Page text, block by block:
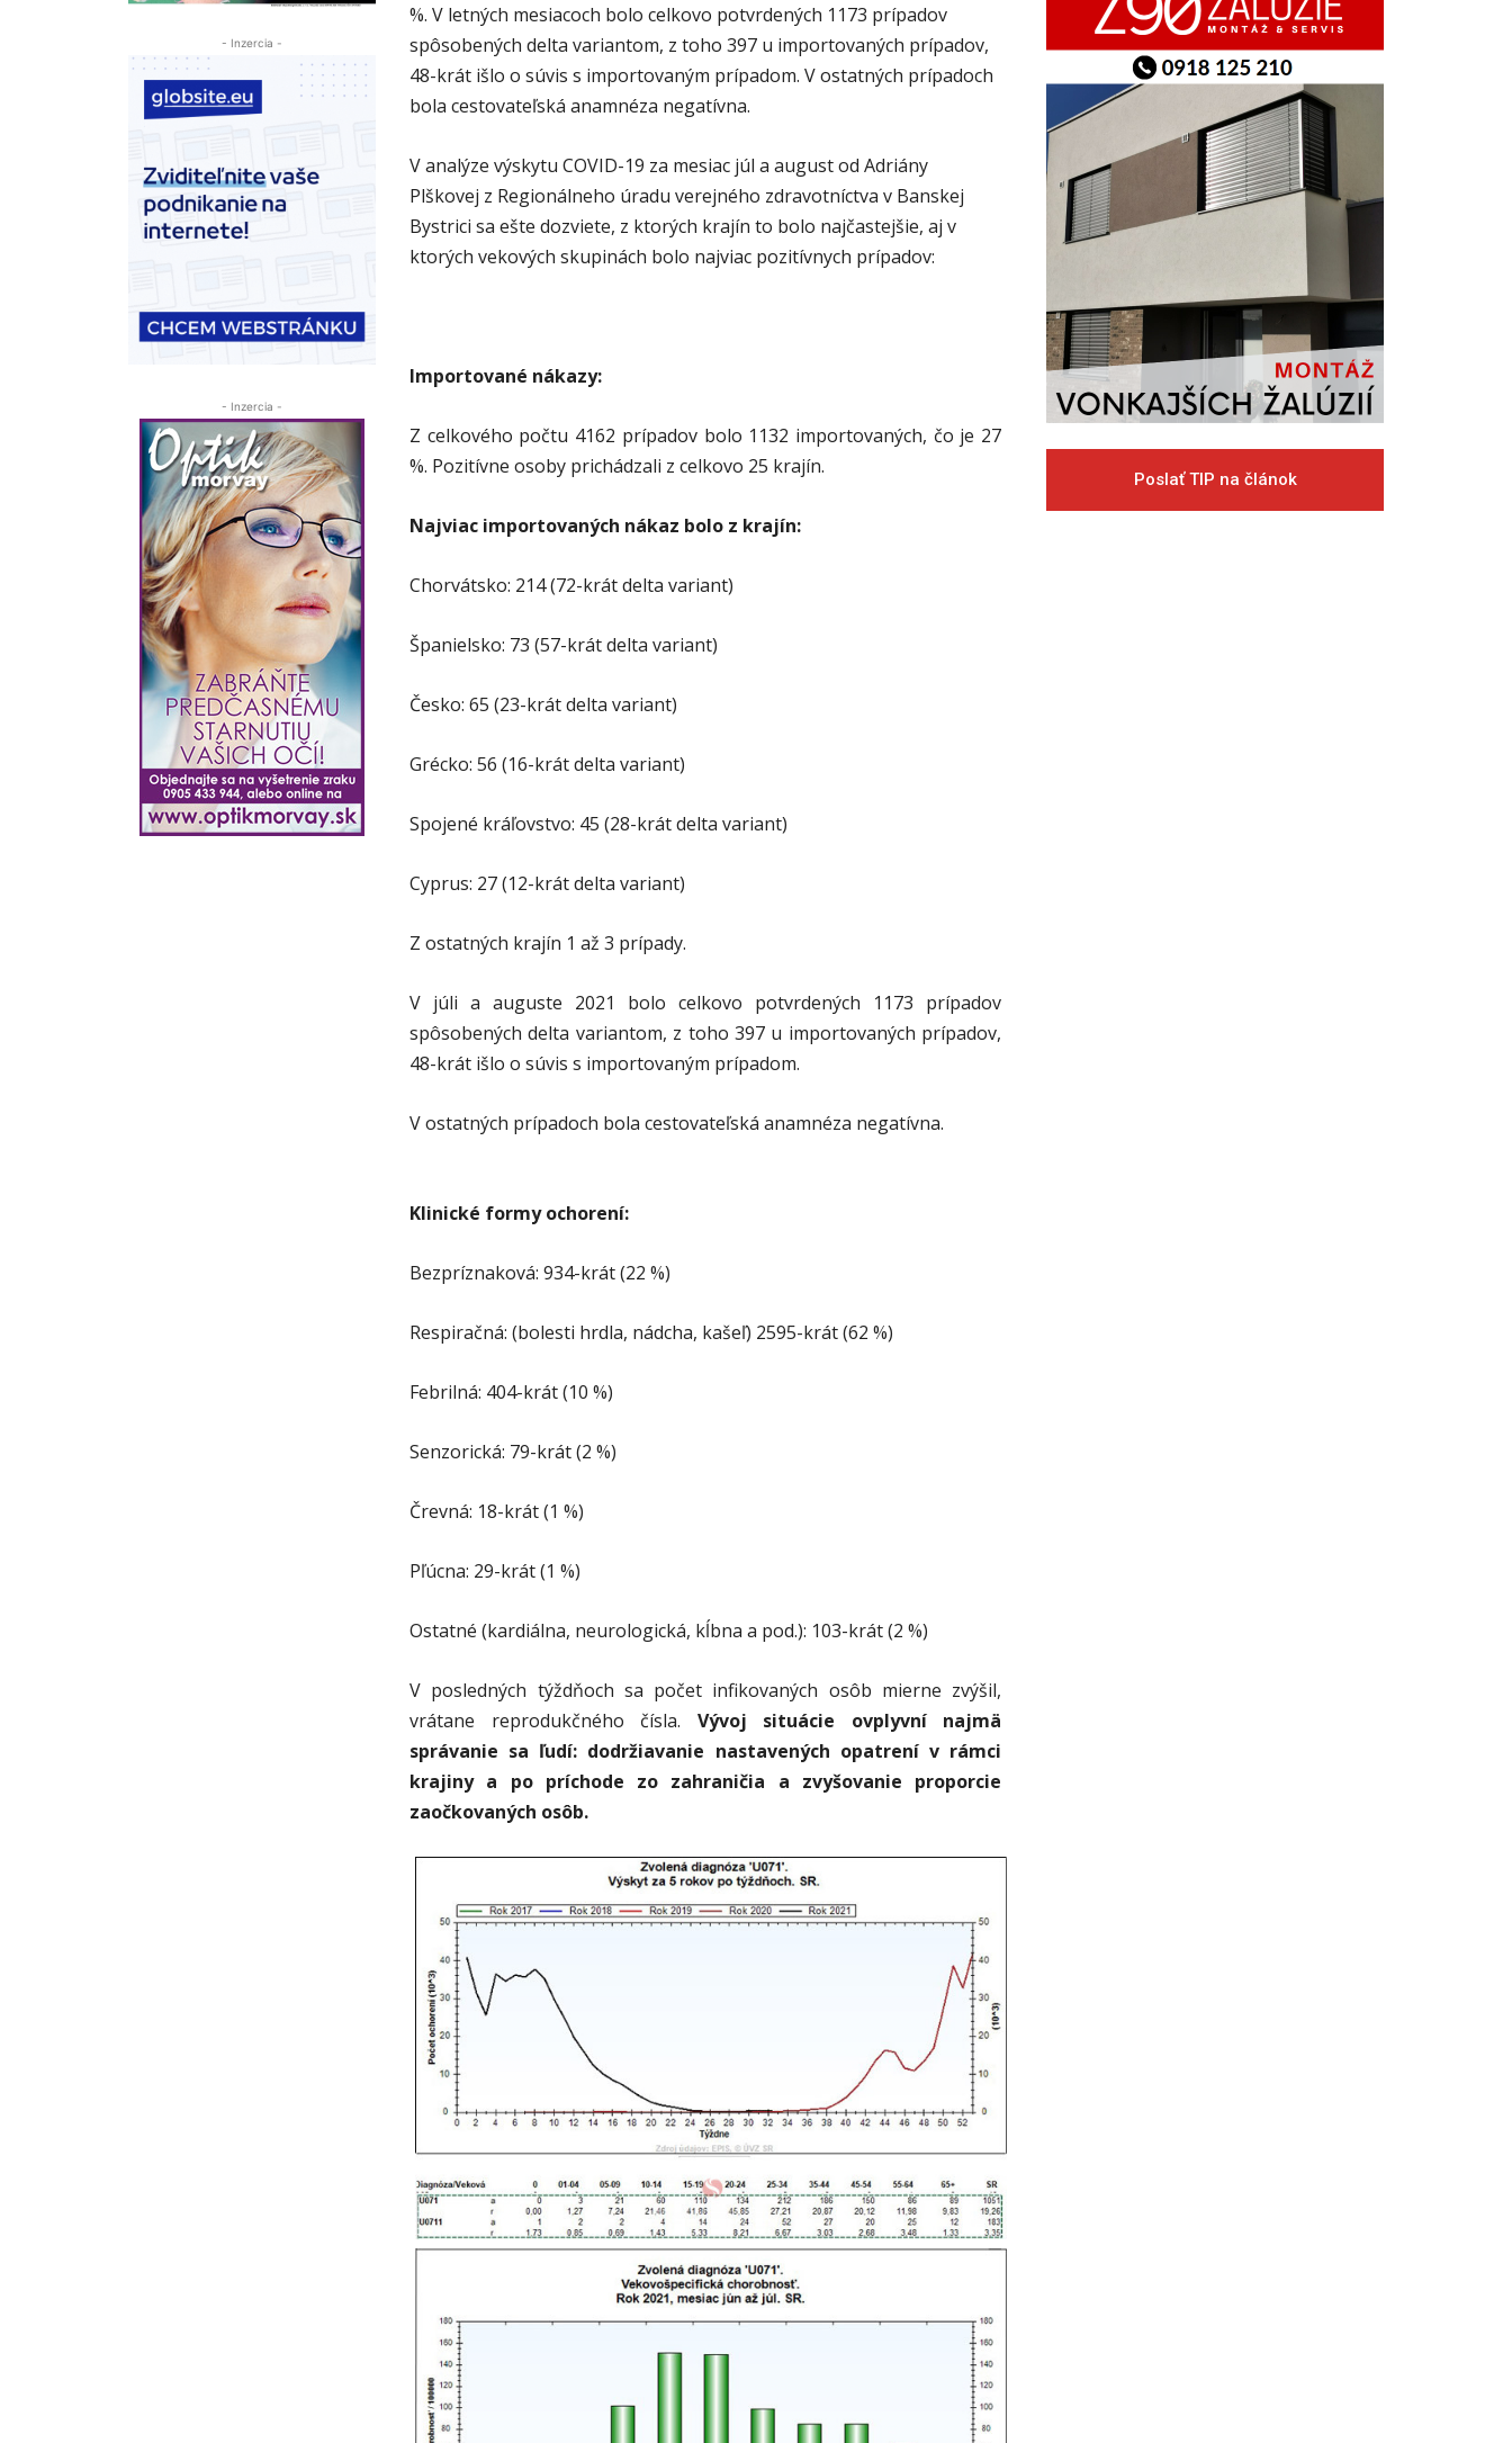
- Inzercia -
- Inzercia -
%. V letných mesiacoch bolo celkovo potvrdených 1173 prípadov
spôsobených delta variantom, z toho 397 u importovaných prípadov,
48-krát išlo o súvis s importovaným prípadom. V ostatných prípadoch
bola cestovateľská anamnéza negatívna.
V analýze výskytu COVID-19 za mesiac júl a august od Adriány
Plškovej z Regionálneho úradu verejného zdravotníctva v Banskej
Bystrici sa ešte dozviete, z ktorých krajín to bolo najčastejšie, aj v
ktorých vekových skupinách bolo najviac pozitívnych prípadov:
Importované nákazy:
Z celkového počtu 4162 prípadov bolo 1132 importovaných, čo je 27
%. Pozitívne osoby prichádzali z celkovo 25 krajín.
Najviac importovaných nákaz bolo z krajín:
Chorvátsko: 214 (72-krát delta variant)
Španielsko: 73 (57-krát delta variant)
Česko: 65 (23-krát delta variant)
Grécko: 56 (16-krát delta variant)
Spojené kráľovstvo: 45 (28-krát delta variant)
Cyprus: 27 (12-krát delta variant)
Z ostatných krajín 1 až 3 prípady.
V júli a auguste 2021 bolo celkovo potvrdených 1173 prípadov
spôsobených delta variantom, z toho 397 u importovaných prípadov,
48-krát išlo o súvis s importovaným prípadom.
V ostatných prípadoch bola cestovateľská anamnéza negatívna.
Klinické formy ochorení:
Bezpríznaková: 934-krát (22 %)
Respiračná: (bolesti hrdla, nádcha, kašeľ) 2595-krát (62 %)
Febrilná: 404-krát (10 %)
Senzorická: 79-krát (2 %)
Črevná: 18-krát (1 %)
Pľúcna: 29-krát (1 %)
Ostatné (kardiálna, neurologická, kĺbna a pod.): 103-krát (2 %)
V posledných týždňoch sa počet infikovaných osôb mierne zvýšil,
vrátane reprodukčného čísla. Vývoj situácie ovplyvní najmä
správanie sa ľudí: dodržiavanie nastavených opatrení v rámci
krajiny a po príchode zo zahraničia a zvyšovanie proporcie
zaočkovaných osôb.
Poslať TIP na článok